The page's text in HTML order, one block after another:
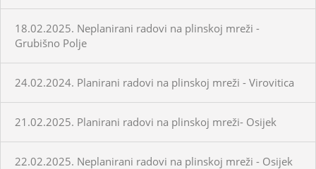
18.02.2025. Neplanirani radovi na plinskoj mreži -
Grubišno Polje
24.02.2024. Planirani radovi na plinskoj mreži - Virovitica
21.02.2025. Planirani radovi na plinskoj mreži- Osijek
22.02.2025. Neplanirani radovi na plinskoj mreži - Osijek